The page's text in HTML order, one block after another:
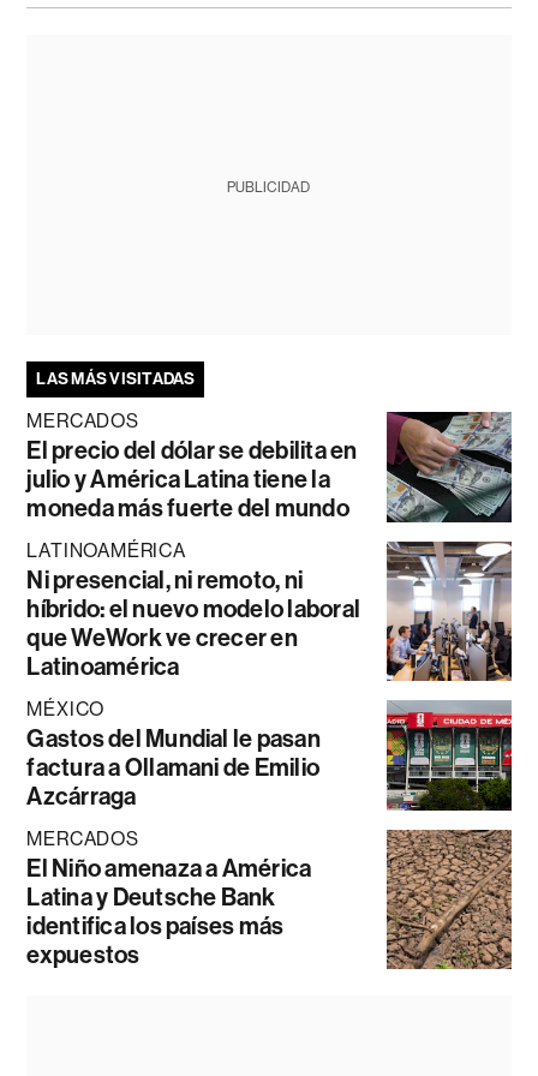
PUBLICIDAD
LAS MÁS VISITADAS
MERCADOS
El precio del dólar se debilita en
julio y América Latina tiene la
moneda más fuerte del mundo
LATINOAMÉRICA
Ni presencial, ni remoto, ni
híbrido: el nuevo modelo laboral
que WeWork ve crecer en
Latinoamérica
MÉXICO
Gastos del Mundial le pasan
factura a Ollamani de Emilio
Azcárraga
MERCADOS
El Niño amenaza a América
Latina y Deutsche Bank
identifica los países más
expuestos